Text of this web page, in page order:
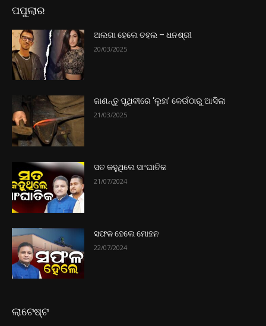
ପପୁଲାର
ଅଲଗା ହେଲେ ଚହଲ – ଧନଶ୍ରୀ
20/03/2025
ଜାଣନ୍ତୁ ପୃଥିବୀରେ ‘ଲୁହା’ କେଉଁଠାରୁ ଆସିଲା
21/03/2025
ସତ କହୁଥିଲେ ସାଂଘାତିକ
21/07/2024
ସଫଳ ହେଲେ ମୋହନ
22/07/2024
ଲାଟେଷ୍ଟ